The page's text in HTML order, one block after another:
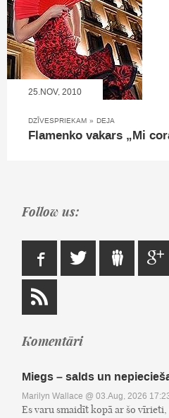
25.NOV, 2010
DZĪVESPRIEKAM » DEJA
Flamenko vakars „Mi
Follow us:
Komentāri
Miegs – salds un
Marilyn Wallace @ 03.Aug, 2026
Es varu smaidīt kopā ar šo vīrieti,